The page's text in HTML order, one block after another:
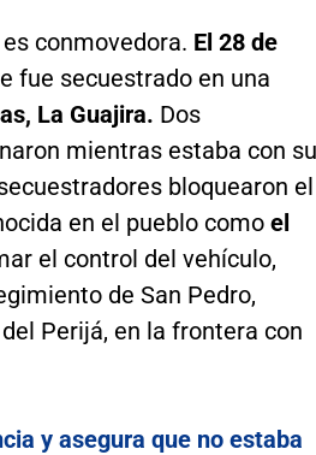
conmovedora. El 28 de
fue secuestrado en una
La Guajira. Dos
mientras estaba con su
bloquearon el
en el pueblo como el
el control del vehículo,
de San Pedro,
Perijá, en la frontera con
y asegura que no estaba